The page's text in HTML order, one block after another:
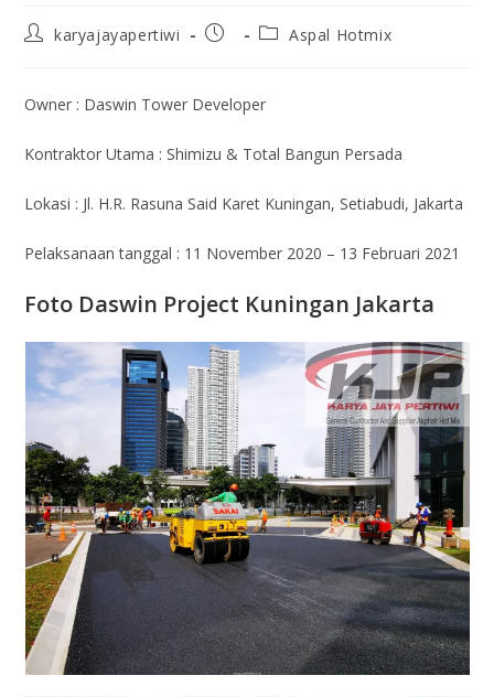
karyajayapertiwi Aspal Hotmix
Owner : Daswin Tower Developer
Kontraktor Utama : Shimizu & Total Bangun Persada
Lokasi : Jl. H.R. Rasuna Said Karet Kuningan, Setiabudi, Jakarta
Pelaksanaan tanggal : 11 November 2020 – 13 Februari 2021
Foto Daswin Project Kuningan Jakarta